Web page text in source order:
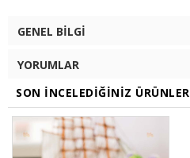
GENEL BILGI
YORUMLAR
SON İNCELEDIĞINIZ ÜRÜNLER